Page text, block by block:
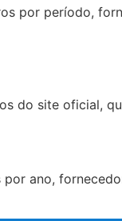
por período,
do site oficial,
ano,